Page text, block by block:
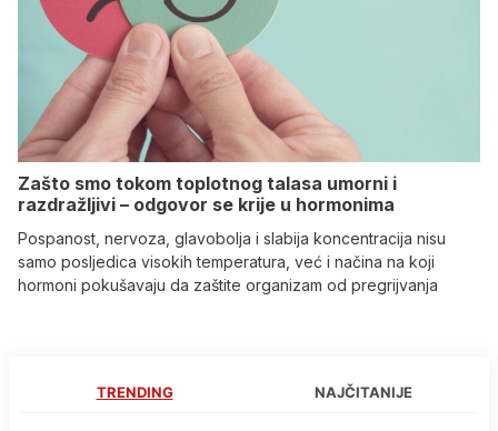
Zašto smo tokom toplotnog talasa umorni i
razdražljivi – odgovor se krije u hormonima
Pospanost, nervoza, glavobolja i slabija koncentracija nisu
samo posljedica visokih temperatura, već i načina na koji
hormoni pokušavaju da zaštite organizam od pregrijvanja
TRENDING NAJČITANIJE